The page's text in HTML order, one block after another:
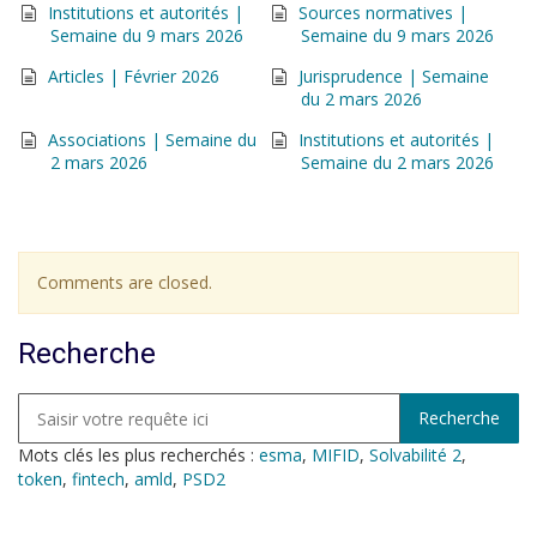
Institutions et autorités |
Semaine du 9 mars 2026
Sources normatives |
Semaine du 9 mars 2026
Articles | Février 2026
Jurisprudence | Semaine
du 2 mars 2026
Associations | Semaine du
2 mars 2026
Institutions et autorités |
Semaine du 2 mars 2026
Comments are closed.
Recherche
Mots clés les plus recherchés : esma, MIFID, Solvabilité 2,
token, fintech, amld, PSD2